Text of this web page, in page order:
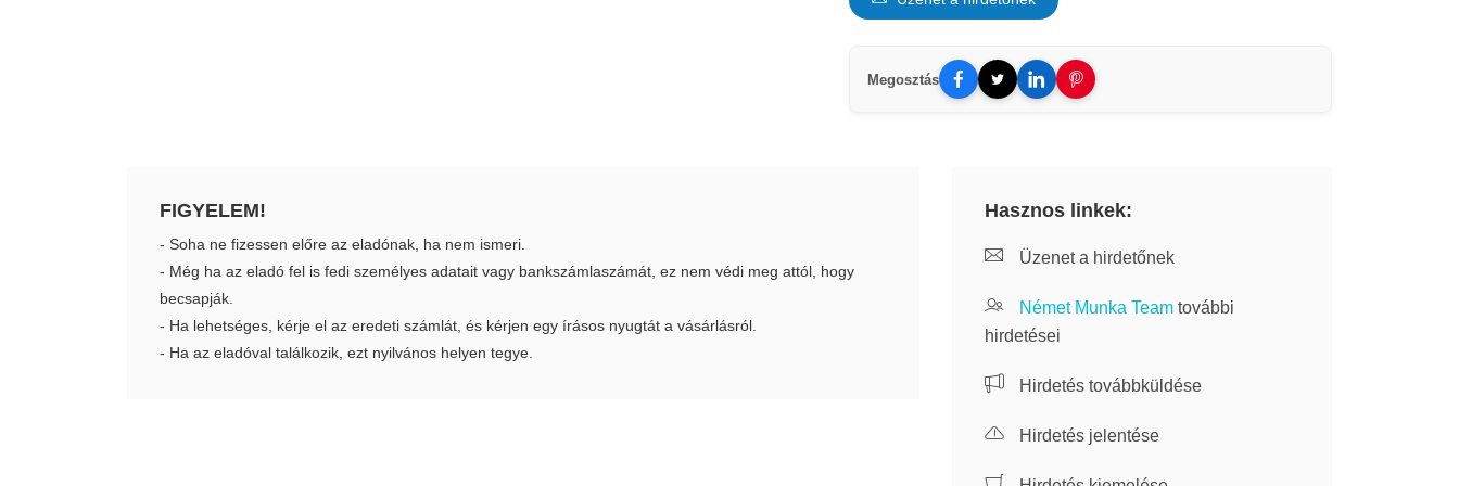
Megosztás
FIGYELEM!
- Soha ne fizessen előre az eladónak, ha nem ismeri.
- Még ha az eladó fel is fedi személyes adatait vagy bankszámlaszámát, ez nem védi meg attól, hogy
becsapják.
- Ha lehetséges, kérje el az eredeti számlát, és kérjen egy írásos nyugtát a vásárlásról.
- Ha az eladóval találkozik, ezt nyilvános helyen tegye.
Hasznos linkek:
Üzenet a hirdetőnek
Német Munka Team további
hirdetései
Hirdetés továbbküldése
Hirdetés jelentése